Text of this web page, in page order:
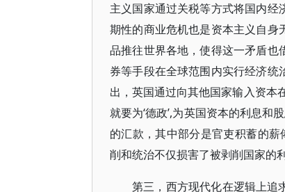
主义国家通过关税等方式将国内
期性的商业危机也是资本主义自
品推往世界各地，使得这一矛盾
券等手段在全球范围内实行经济
出，英国通过向其他国家输入资本
就要为‘德政’,为英国资本的利息
的汇款，其中部分是官吏积蓄的
削和统治不仅损害了被剥削国家的
第三，西方现代化在逻辑上追